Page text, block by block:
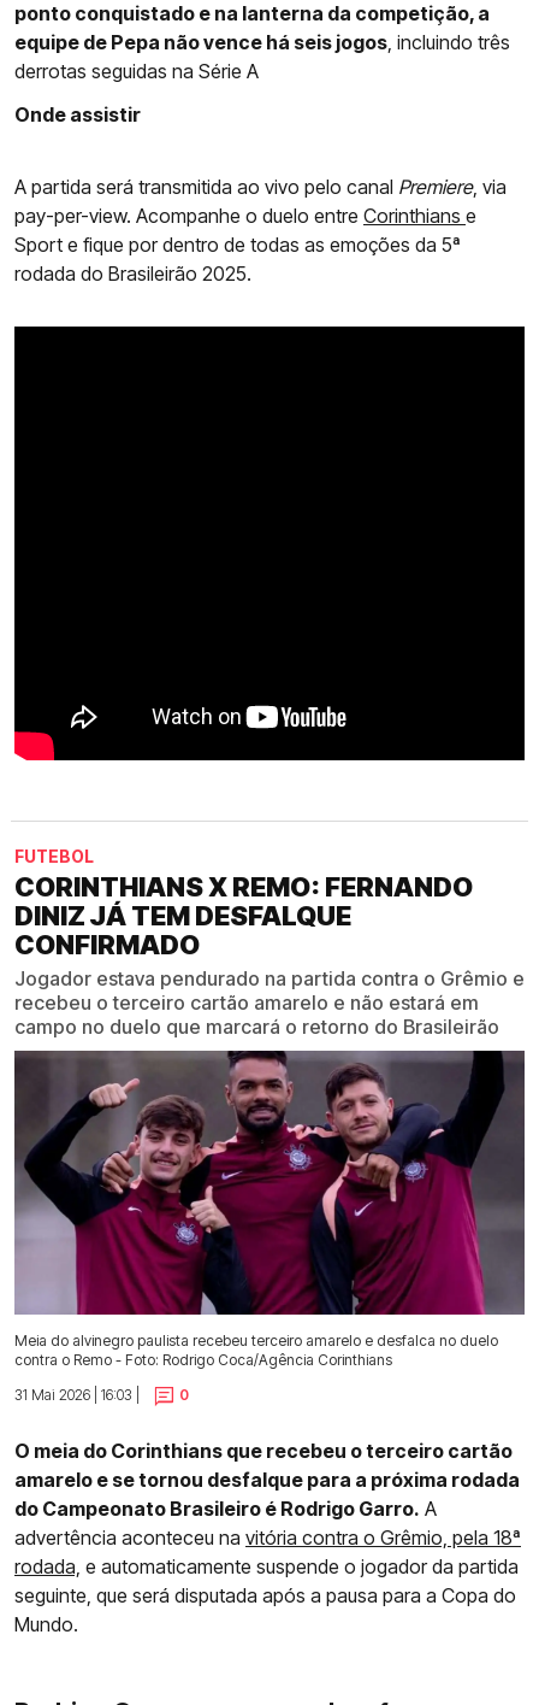
ponto conquistado e na lanterna da competição, a
equipe de Pepa não vence há seis jogos, incluindo três
derrotas seguidas na Série A
Onde assistir
A partida será transmitida ao vivo pelo canal Premiere, via
pay-per-view. Acompanhe o duelo entre Corinthians e
Sport e fique por dentro de todas as emoções da 5ª
rodada do Brasileirão 2025.
FUTEBOL
CORINTHIANS X REMO: FERNANDO
DINIZ JÁ TEM DESFALQUE
CONFIRMADO
Jogador estava pendurado na partida contra o Grêmio e
recebeu o terceiro cartão amarelo e não estará em
campo no duelo que marcará o retorno do Brasileirão
Meia do alvinegro paulista recebeu terceiro amarelo e desfalca no duelo
contra o Remo - Foto: Rodrigo Coca/Agência Corinthians
31 Mai 2026 | 16:03 |
0
O meia do Corinthians que recebeu o terceiro cartão
amarelo e se tornou desfalque para a próxima rodada
do Campeonato Brasileiro é Rodrigo Garro. A
advertência aconteceu na vitória contra o Grêmio, pela 18ª
rodada, e automaticamente suspende o jogador da partida
seguinte, que será disputada após a pausa para a Copa do
Mundo.